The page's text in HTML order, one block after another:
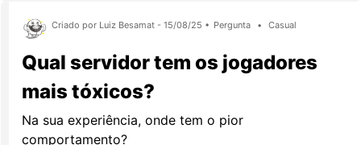
Criado por Luiz Besamat - 15/08/25 • Pergunta • Casual
Qual servidor tem os jogadores
mais tóxicos?
Na sua experiência, onde tem o pior
comportamento?